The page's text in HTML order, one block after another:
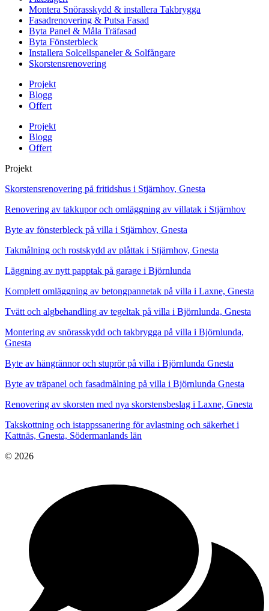
Montera Snörasskydd & installera Takbrygga
Fasadrenovering & Putsa Fasad
Byta Panel & Måla Träfasad
Byta Fönsterbleck
Installera Solcellspaneler & Solfångare
Skorstensrenovering
Projekt
Blogg
Offert
Projekt
Blogg
Offert
Projekt
Skorstensrenovering på fritidshus i Stjärnhov, Gnesta
Renovering av takkupor och omläggning av villatak i Stjärnhov
Byte av fönsterbleck på villa i Stjärnhov, Gnesta
Takmålning och rostskydd av plåttak i Stjärnhov, Gnesta
Läggning av nytt papptak på garage i Björnlunda
Komplett omläggning av betongpannetak på villa i Laxne, Gnesta
Tvätt och algbehandling av tegeltak på villa i Björnlunda, Gnesta
Montering av snörasskydd och takbrygga på villa i Björnlunda,
Gnesta
Byte av hängrännor och stuprör på villa i Björnlunda Gnesta
Byte av träpanel och fasadmålning på villa i Björnlunda Gnesta
Renovering av skorsten med nya skorstensbeslag i Laxne, Gnesta
Takskottning och istappssanering för avlastning och säkerhet i
Kattnäs, Gnesta, Södermanlands län
© 2026